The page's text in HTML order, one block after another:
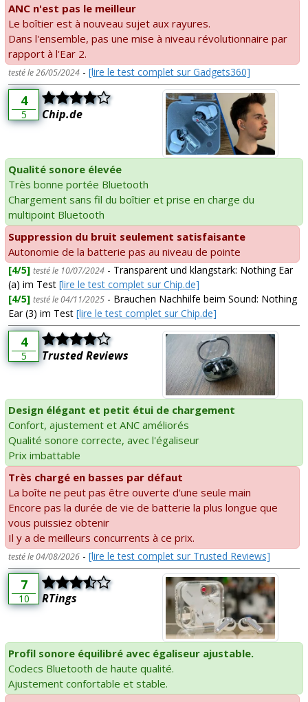
ANC n'est pas le meilleur
Le boîtier est à nouveau sujet aux rayures.
Dans l'ensemble, pas une mise à niveau révolutionnaire par
rapport à l'Ear 2.
testé le 26/05/2024 - [lire le test complet sur Gadgets360]
4
5 Chip.de
Qualité sonore élevée
Très bonne portée Bluetooth
Chargement sans fil du boîtier et prise en charge du
multipoint Bluetooth
Suppression du bruit seulement satisfaisante
Autonomie de la batterie pas au niveau de pointe
[4/5] testé le 10/07/2024 - Transparent und klangstark: Nothing Ear
(a) im Test [lire le test complet sur Chip.de]
[4/5] testé le 04/11/2025 - Brauchen Nachhilfe beim Sound: Nothing
Ear (3) im Test [lire le test complet sur Chip.de]
4
5 Trusted Reviews
Design élégant et petit étui de chargement
Confort, ajustement et ANC améliorés
Qualité sonore correcte, avec l'égaliseur
Prix imbattable
Très chargé en basses par défaut
La boîte ne peut pas être ouverte d'une seule main
Encore pas la durée de vie de batterie la plus longue que
vous puissiez obtenir
Il y a de meilleurs concurrents à ce prix.
testé le 04/08/2026 - [lire le test complet sur Trusted Reviews]
7
10 RTings
Profil sonore équilibré avec égaliseur ajustable.
Codecs Bluetooth de haute qualité.
Ajustement confortable et stable.